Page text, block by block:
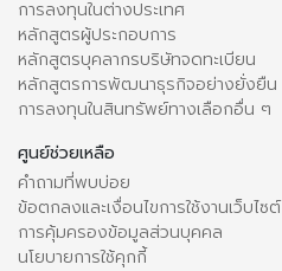
การลงทุนในต่างประเทศ
หลักสูตรผู้ประกอบการ
หลักสูตรบุคลากรบริษัทจดทะเบียน
หลักสูตรการพัฒนาธุรกิจอย่างยั่งยืน
การลงทุนในสินทรัพย์ทางเลือกอื่น ๆ
ศูนย์ช่วยเหลือ
คำถามที่พบบ่อย
ข้อตกลงและเงื่อนไขการใช้งานเว็บไซต์
การคุ้มครองข้อมูลส่วนบุคคล
นโยบายการใช้คุกกี้